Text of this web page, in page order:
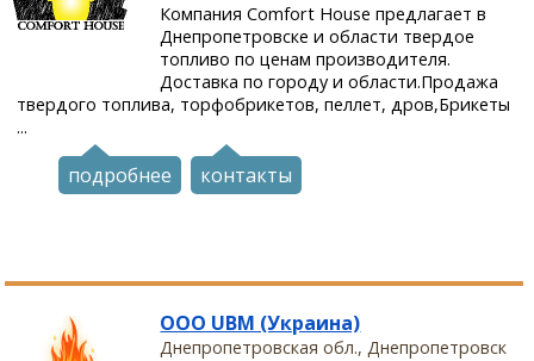
Компания Comfort House предлагает в
Днепропетровске и области твердое
топливо по ценам производителя.
Доставка по городу и области.Продажа
твердого топлива, торфобрикетов, пеллет, дров,Брикеты
...
подробнее контакты
ООО UBM (Украина)
Днепропетровская обл., Днепропетровск